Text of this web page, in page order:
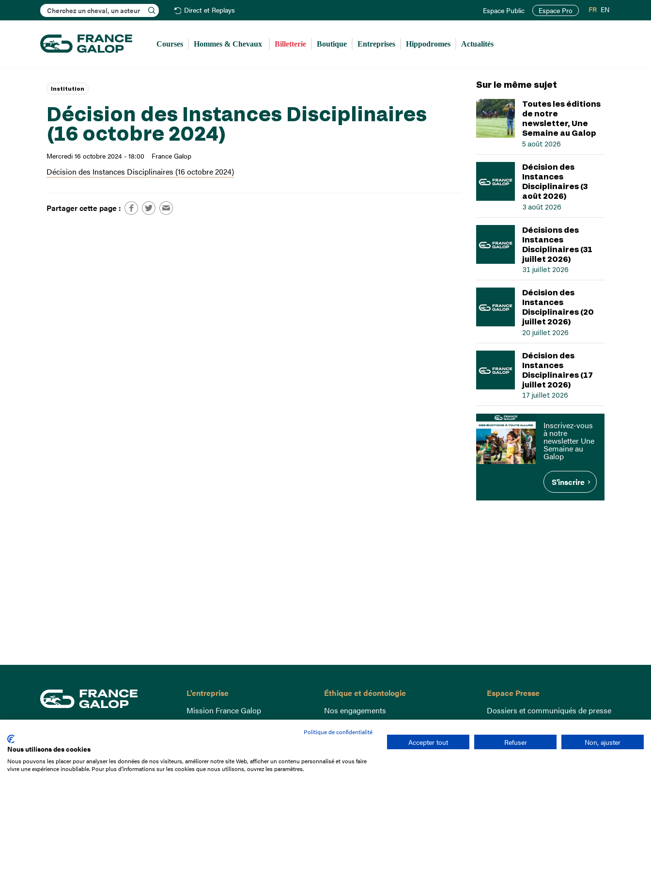
au
principal
Rechercher Direct et Replays Espace Public Espace Pro FR EN
Courses Hommes & Chevaux Billetterie Boutique Entreprises Hippodromes Actualités
Décision des Instances Disciplinaires
(16 octobre 2024)
Mercredi 16 octobre 2024 - 18:00 France Galop
Institution
Décision des Instances Disciplinaires (16 octobre 2024)
Partager cette page :
Sur le même sujet
Toutes les éditions
de notre
newsletter, Une
Semaine au Galop
5 août 2026
Décision des
Instances
Disciplinaires (3
août 2026)
3 août 2026
Décisions des
Instances
Disciplinaires (31
juillet 2026)
31 juillet 2026
Décision des
Instances
Disciplinaires (20
juillet 2026)
20 juillet 2026
Décision des
Instances
Disciplinaires (17
juillet 2026)
17 juillet 2026
Inscrivez-vous
à notre
newsletter Une
Semaine au
Galop
S'inscrire
01 49 10 20 29
L'entreprise
Mission France Galop
Gouvernance
Comprendre les courses
Docuthèque
Éthique et déontologie
Nos engagements
Lutte anti-dopage
Bien être equin
Index Egalité Femmes-Hommes
Jeu responsable
Espace Presse
Dossiers et communiqués de presse
Politique de confidentialité
Nous utilisons des cookies
Nous pouvons les placer pour analyser les données de nos visiteurs, améliorer notre site Web, afficher un contenu personnalisé et vous faire
vivre une expérience inoubliable. Pour plus d'informations sur les cookies que nous utilisons, ouvrez les paramètres.
Accepter tout Refuser Non, ajuster